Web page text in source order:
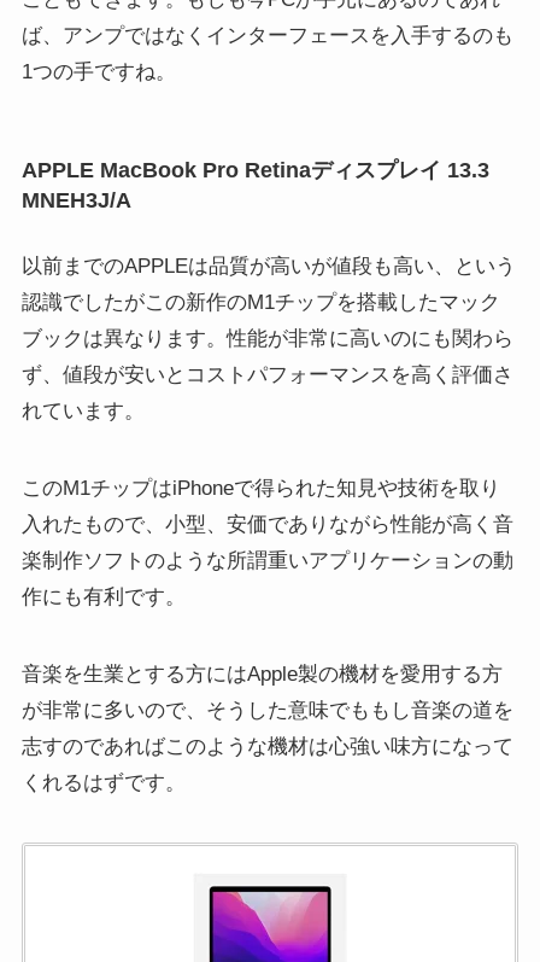
ば、アンプではなくインターフェースを入手するのも
1つの手ですね。
APPLE MacBook Pro Retinaディスプレイ 13.3
MNEH3J/A
以前までのAPPLEは品質が高いが値段も高い、という
認識でしたがこの新作のM1チップを搭載したマック
ブックは異なります。性能が非常に高いのにも関わら
ず、値段が安いとコストパフォーマンスを高く評価さ
れています。
このM1チップはiPhoneで得られた知見や技術を取り
入れたもので、小型、安価でありながら性能が高く音
楽制作ソフトのような所謂重いアプリケーションの動
作にも有利です。
音楽を生業とする方にはApple製の機材を愛用する方
が非常に多いので、そうした意味でももし音楽の道を
志すのであればこのような機材は心強い味方になって
くれるはずです。